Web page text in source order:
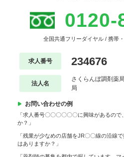
0120-
全国共通フリーダイヤル / 携帯
求人番号 234676
法人名
さくらんぼ調剤
局
お問い合わせの例
「求人番号〇〇〇〇〇〇に興味があるの
か？」
「残業が少なめの店舗をJR〇〇線の沿線
はありますか？」